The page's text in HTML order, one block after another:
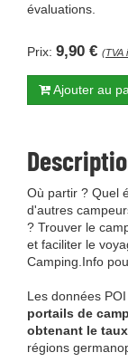
évaluations.
Prix: 9,90 € (TVA
Ajouter au
Où partir ? Quel
d'autres
? Trouver le
et faciliter le
Camping.Info
Les données
portails de
obtenant le
régions